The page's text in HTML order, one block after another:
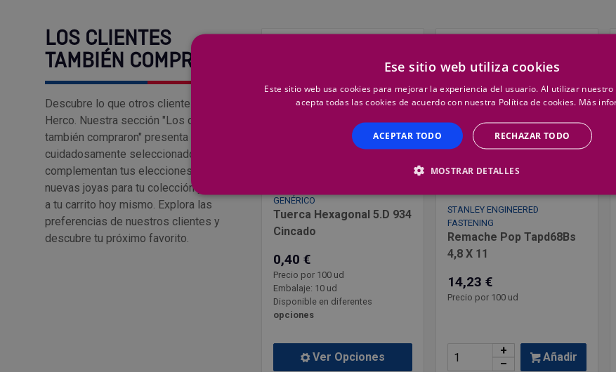
LOS CLIENTES
TAMBIÉN COMPRARON
Descubre lo que otros clientes aman en
Herco. Nuestra sección "Los clientes
también compraron" presenta productos
cuidadosamente seleccionados que
complementan tus elecciones. Encuentra
nuevas joyas para tu colección y añádelas
a tu carrito hoy mismo. Explora las
preferencias de nuestros clientes y
descubre tu próximo favorito.
GENÉRICO
Tuerca Hexagonal 5.D 934
Cincado
0,40 €
Precio por 100 ud
Embalaje: 10 ud
Disponible en diferentes
opciones
Ver Opciones
STANLEY ENGINEERED
FASTENING
Remache Pop Tapd68Bs
4,8 X 11
14,23 €
Precio por 100 ud
+
–
Añadir
Ese sitio web utiliza cookies
Este sitio web usa cookies para mejorar la experiencia del usuario. Al utilizar
acepta todas las cookies de acuerdo con nuestra Política de cookies. Más
ACEPTAR TODO RECHAZAR TODO
MOSTRAR DETALLES